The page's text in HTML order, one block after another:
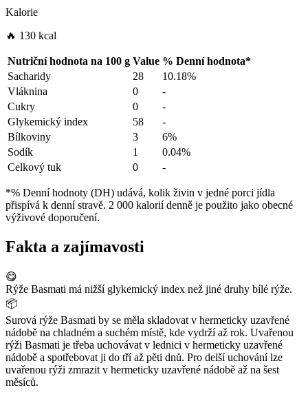
Kalorie
🔥 130 kcal
Nutriční hodnota na 100 g Value % Denní hodnota*
Sacharidy
28
10.18%
Vláknina
0
-
Cukry
0
-
Glykemický index
58
-
Bílkoviny
3
6%
Sodík
1
0.04%
Celkový tuk
0 -
*% Denní hodnoty (DH) udává, kolik živin v jedné porci jídla
přispívá k denní stravě. 2 000 kalorií denně je použito jako obecné
výživové doporučení.
Fakta a zajímavosti
😋
Rýže Basmati má nižší glykemický index než jiné druhy bílé rýže.
📦
Surová rýže Basmati by se měla skladovat v hermeticky uzavřené
nádobě na chladném a suchém místě, kde vydrží až rok. Uvařenou
rýži Basmati je třeba uchovávat v lednici v hermeticky uzavřené
nádobě a spotřebovat ji do tří až pěti dnů. Pro delší uchování lze
uvařenou rýži zmrazit v hermeticky uzavřené nádobě až na šest
měsíců.